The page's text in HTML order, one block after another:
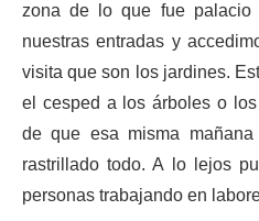
zona de lo que fue palacio
nuestras entradas y
visita que son los jardines.
el cesped a los árboles o
de que esa misma
rastrillado todo. A lo lejos
personas trabajando en